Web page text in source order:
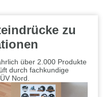
zu
über 2.000 Produkte
durch fachkundige
Nord.